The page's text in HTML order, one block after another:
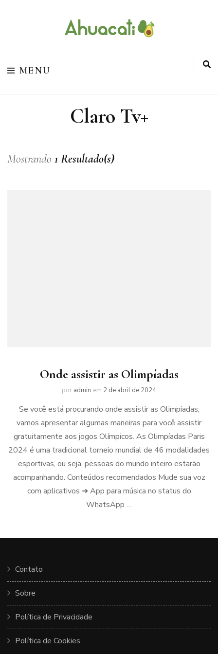
Ahuacati
O melhor da Internet em um só lugar
MENU
Claro Tv+
Mostrando 1 Resultado(s)
Onde assistir as Olimpíadas
por admin em 2 de abril de 2024
Se você está procurando onde assistir as Olimpíadas,
vamos apresentar algumas maneiras para você assistir
gratuitamente aos jogos Olímpicos. As Olimpíadas Paris
2024 é uma tradicional torneio mundial de 46 modalidades
esportivas, ou seja, pessoas do mundo inteiro estarão
acompanhando. Conteúdos recomendados Mude sua voz
com aplicativos ➜ App para música no status do
WhatsApp …
Contato
Sobre
Política de Privacidade
Política de Cookies